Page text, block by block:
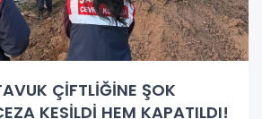
ÇİFTLİĞİNE ŞOK
KESİLDİ HEM KAPATILDI!